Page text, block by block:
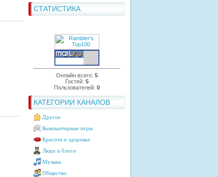
СТАТИСТИКА
Онлайн всего: 5
Гостей: 5
Пользователей: 0
КАТЕГОРИИ КАНАЛОВ
Другое
Компьютерные игры
Красота и здоровье
Люди и блоги
Музыка
Общество